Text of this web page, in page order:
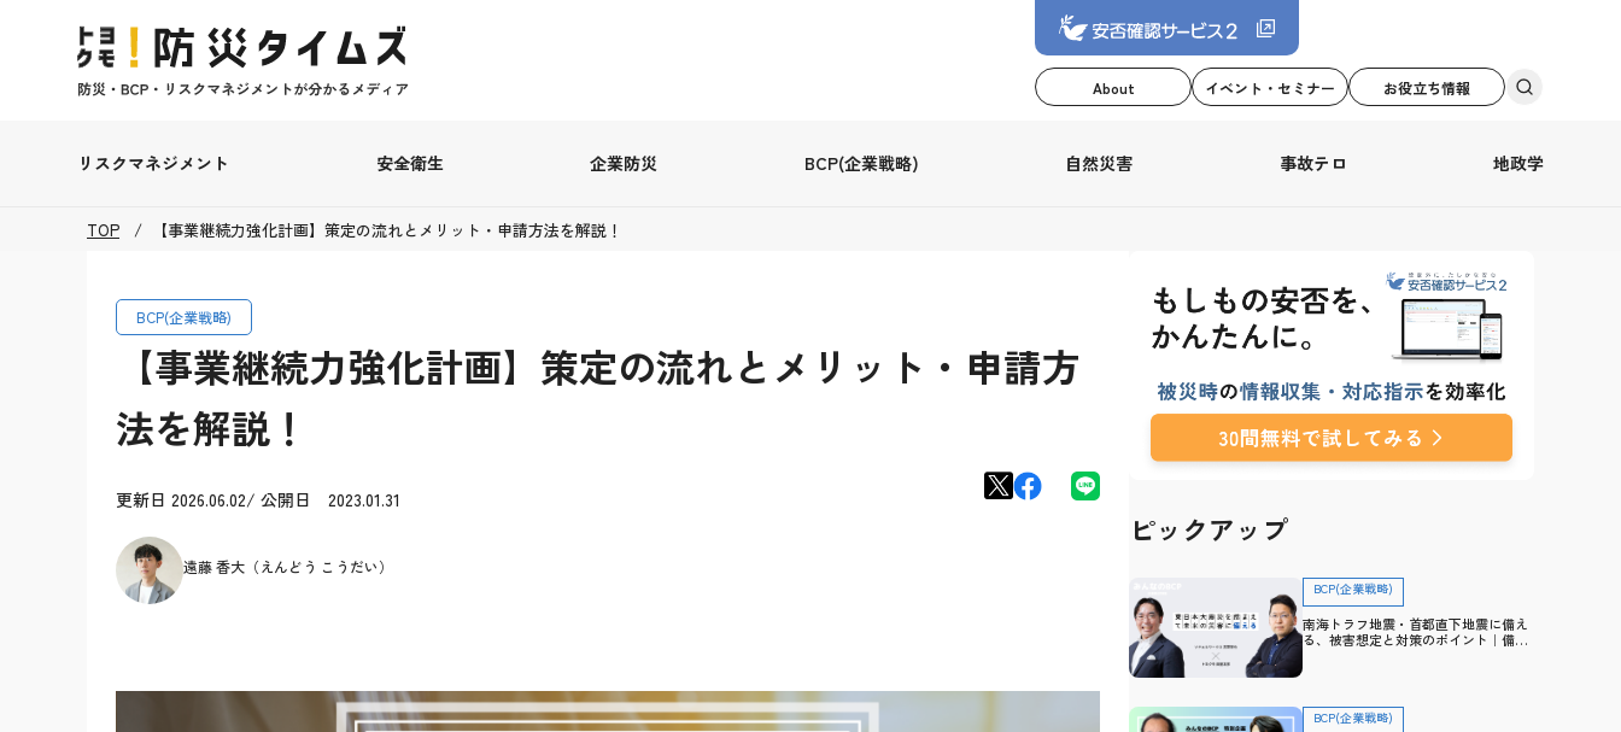
About イベント・セミナー お役立ち情報
リスクマネジメント 安全衛生 企業防災 BCP(企業戦略) 自然災害 事故テロ 地政学
TOP 【事業継続力強化計画】策定の流れとメリット・申請方法を解説！
BCP(企業戦略)
【事業継続力強化計画】策定の流れとメリット・申請方
法を解説！
更新日 2026.06.02/ 公開日 2023.01.31
遠藤 香大（えんどう こうだい）
ピックアップ
BCP(企業戦略)
南海トラフ地震・首都直下地震に備え
る、被害想定と対策のポイント｜備
BCP(企業戦略)